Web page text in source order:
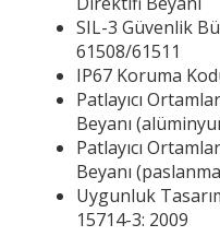
SIL-3 Güvenlik
61508/61511
IP67 Koruma
Patlayıcı
Beyanı
Patlayıcı
Beyanı
Uygunluk
15714-3: 2009